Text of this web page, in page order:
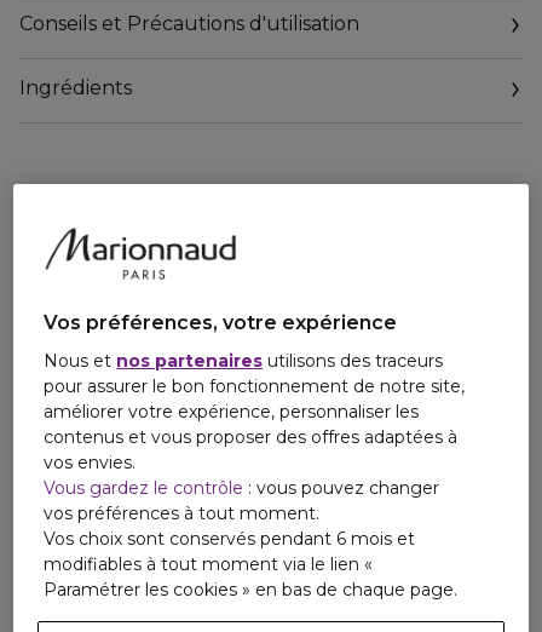
complice beauté.
Ce soin hybride matifiant aux multiples bénéfices, glisse sur
3. Affiner le grain de peau,
l'hydratation,
5. Matifier pour préparer la peau au maquillage.
Conseils et Précautions d'utilisation
Ingrédients
Vos préférences, votre expérience
Nous et nos partenaires utilisons des traceurs
pour assurer le bon fonctionnement de notre site,
améliorer votre expérience, personnaliser les
contenus et vous proposer des offres adaptées à
vos envies.
Vous gardez le contrôle : vous pouvez changer
vos préférences à tout moment.
Vos choix sont conservés pendant 6 mois et
modifiables à tout moment via le lien «
Paramétrer les cookies » en bas de chaque page.